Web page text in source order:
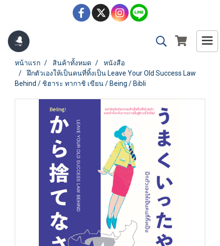
หน้าแรก สินค้าทั้งหมด
หนังสือ
ฝึกตัวเองให้เป็นคนที่ทิ้งเป็น Leave Your Old Success Law
Behind / ชิฮาระ ทากาชิ เขียน / Being / Bibli